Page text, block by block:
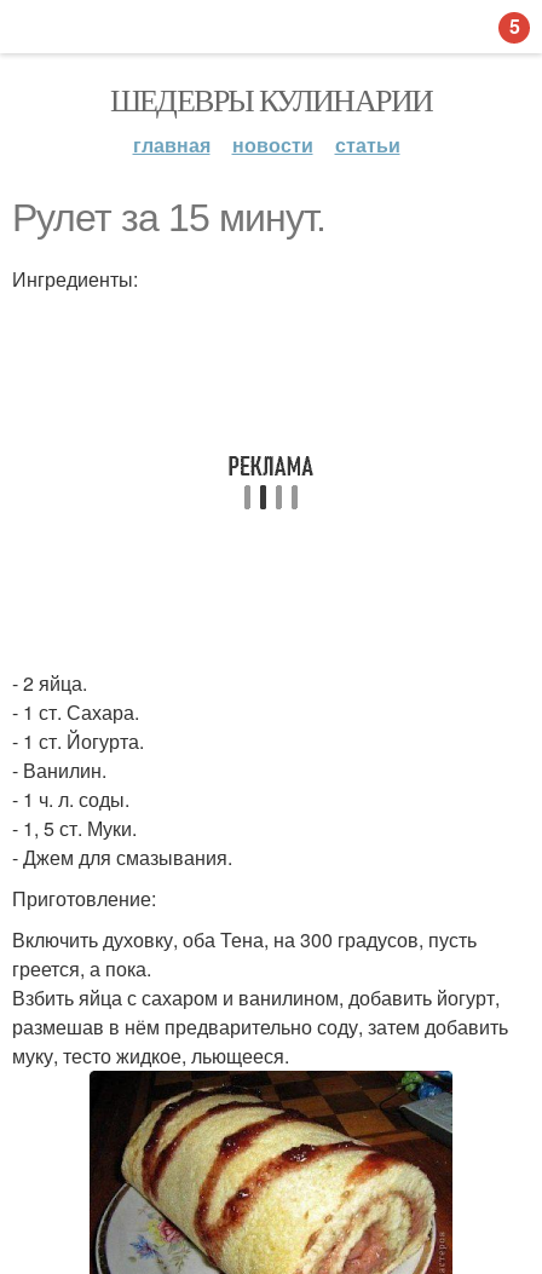
ШЕДЕВРЫ КУЛИНАРИИ
главная новости статьи
Рулет за 15 минут.
Ингредиенты:
- 2 яйца.
- 1 ст. Сахара.
- 1 ст. Йогурта.
- Ванилин.
- 1 ч. л. соды.
- 1, 5 ст. Муки.
- Джем для смазывания.
Приготовление:
Включить духовку, оба Тена, на 300 градусов, пусть
греется, а пока.
Взбить яйца с сахаром и ванилином, добавить йогурт,
размешав в нём предварительно соду, затем добавить
муку, тесто жидкое, льющееся.
5